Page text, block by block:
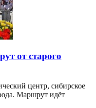
от старого
центр, сибирское
Маршрут идёт